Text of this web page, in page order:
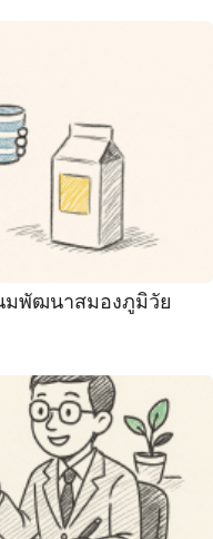
มพัฒนาสมองภูมิวัย